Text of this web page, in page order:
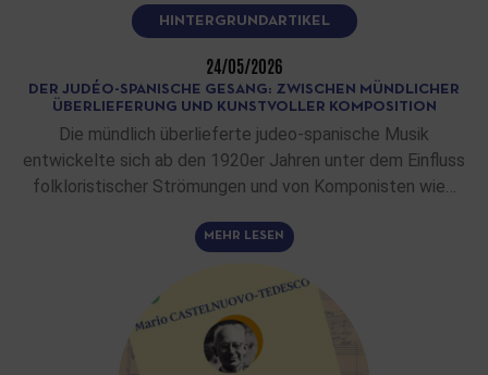
HINTERGRUNDARTIKEL
24/05/2026
DER JUDÉO-SPANISCHE GESANG: ZWISCHEN MÜNDLICHER
ÜBERLIEFERUNG UND KUNSTVOLLER KOMPOSITION
Die mündlich überlieferte judeo-spanische Musik
entwickelte sich ab den 1920er Jahren unter dem Einfluss
folkloristischer Strömungen und von Komponisten wie…
MEHR LESEN